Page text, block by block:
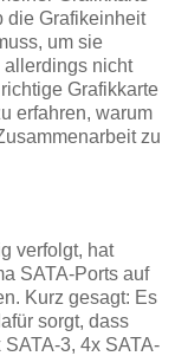
die Grafikeinheit
um sie
allerdings nicht
Grafikkarte
erfahren, warum
zu
verfolgt, hat
SATA-Ports auf
Kurz gesagt: Es
sorgt, dass
3, 4x SATA-